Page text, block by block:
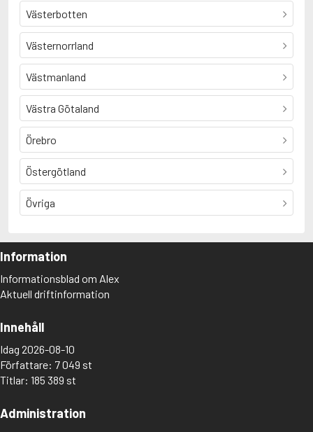
Västerbotten
Västernorrland
Västmanland
Västra Götaland
Örebro
Östergötland
Övriga
Information
Informationsblad om Alex
Aktuell driftinformation
Innehåll
Idag 2026-08-10
Författare: 7 049 st
Titlar: 185 389 st
Administration